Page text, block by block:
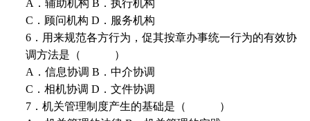
A．辅助机构 B．执行机构
C．顾问机构 D．服务机构
6．用来规范各方行为，促其按章办事统一行为的有效协
调方法是（ ）
A．信息协调 B．中介协调
C．相机协调 D．文件协调
7．机关管理制度产生的基础是（ ）